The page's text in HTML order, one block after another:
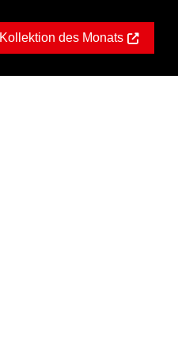
Kollektion des Monats